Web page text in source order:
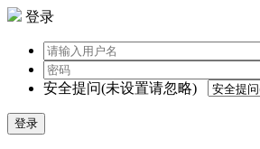
登录
安全提问(未设置请忽略)
登录